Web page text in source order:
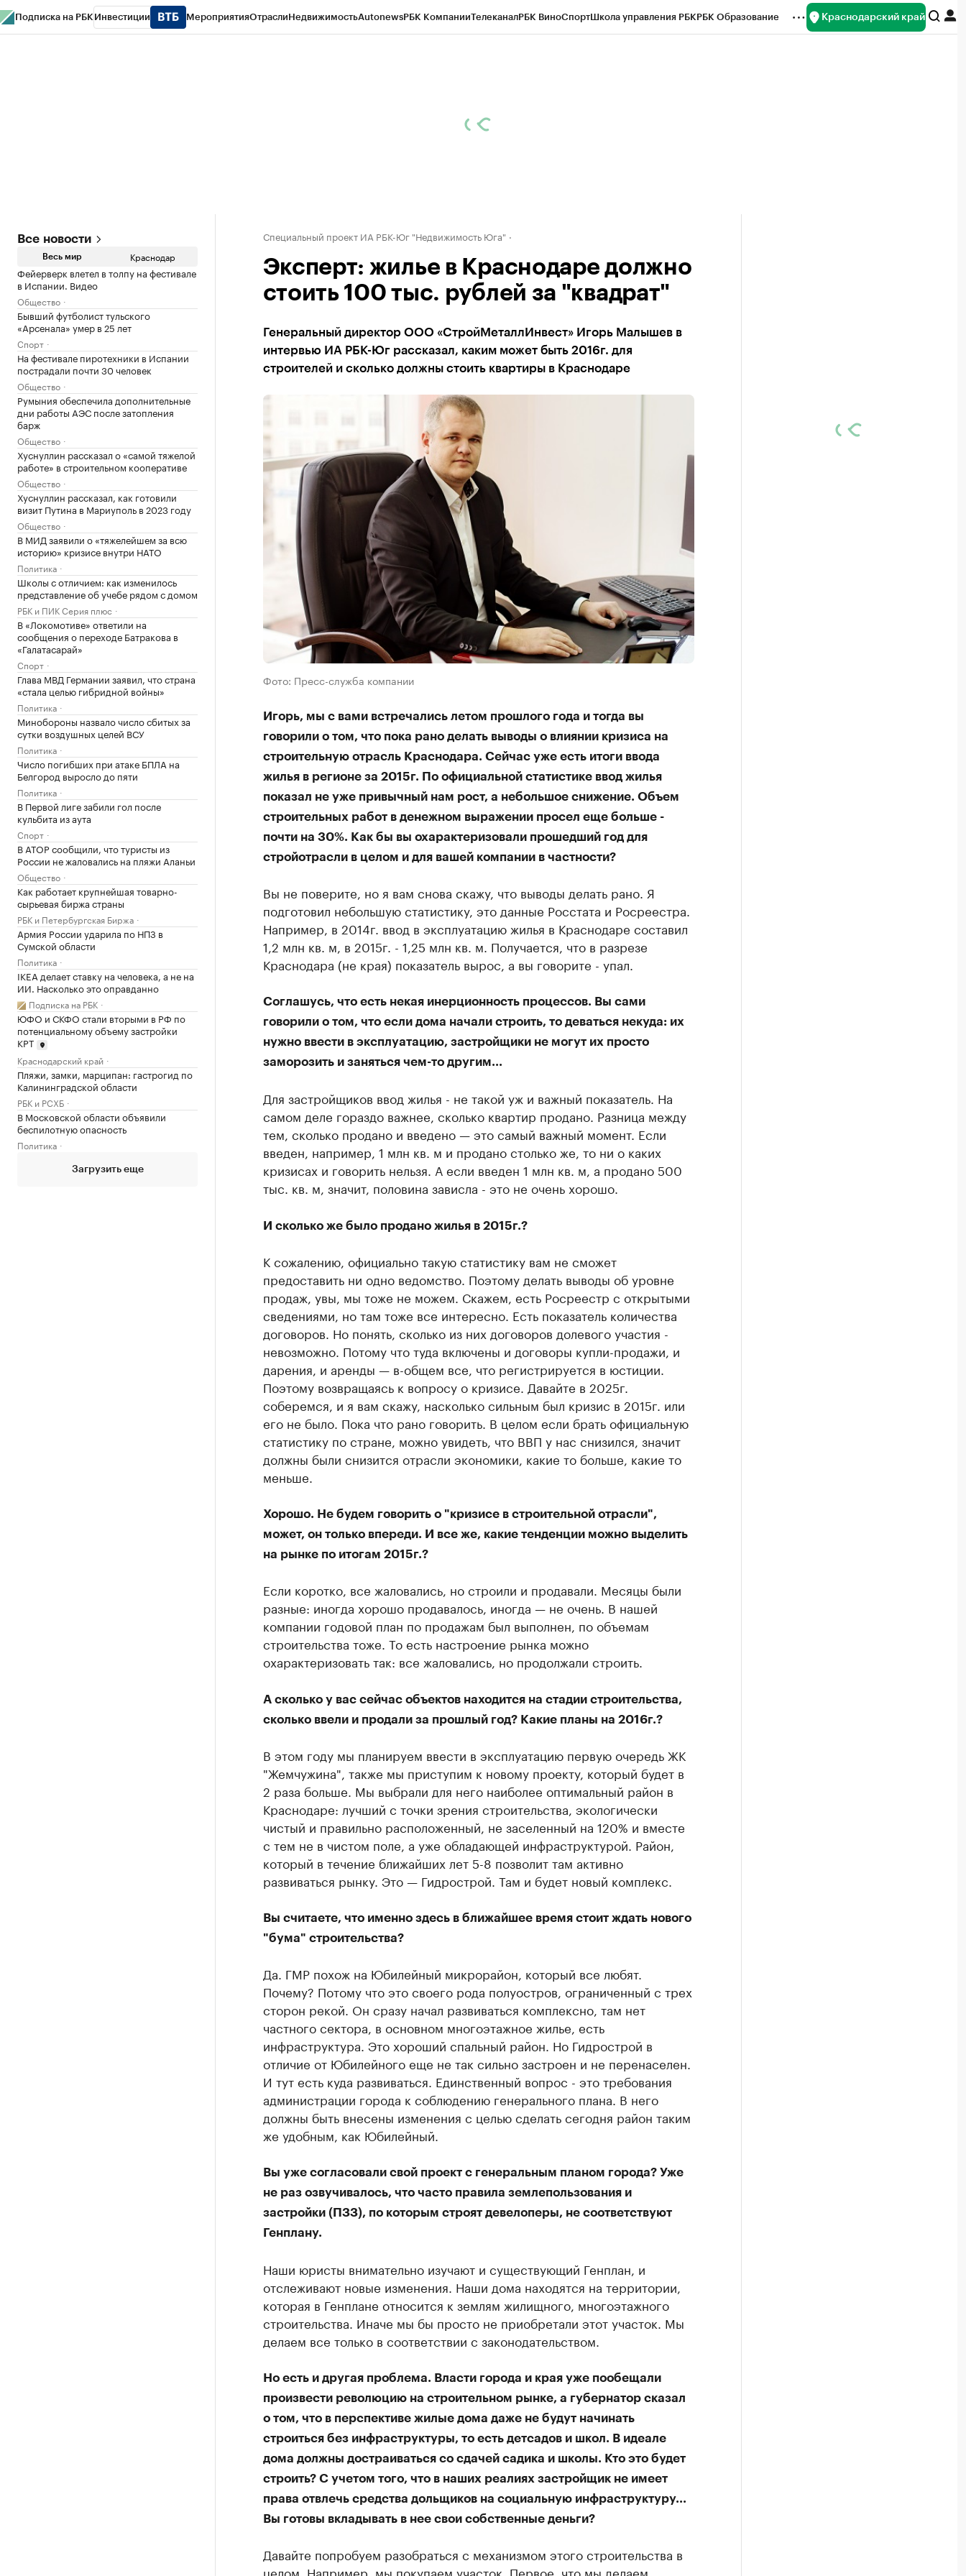
Подписка на РБК Инвестиции МероприятияОтраслиНедвижимостьAutonewsРБК КомпанииТелеканалРБК ВиноСпортШкола управления РБКРБК Образование Краснодарский край
Все новости
Весь мир Краснодар
Фейерверк влетел в толпу на фестивале
в Испании. Видео
Общество
Бывший футболист тульского
«Арсенала» умер в 25 лет
Спорт
На фестивале пиротехники в Испании
пострадали почти 30 человек
Общество
Румыния обеспечила дополнительные
дни работы АЭС после затопления
барж
Общество
Хуснуллин рассказал о «самой тяжелой
работе» в строительном кооперативе
Общество
Хуснуллин рассказал, как готовили
визит Путина в Мариуполь в 2023 году
Общество
В МИД заявили о «тяжелейшем за всю
историю» кризисе внутри НАТО
Политика
Школы с отличием: как изменилось
представление об учебе рядом с домом
РБК и ПИК Серия плюс
В «Локомотиве» ответили на
сообщения о переходе Батракова в
«Галатасарай»
Спорт
Глава МВД Германии заявил, что страна
«стала целью гибридной войны»
Политика
Минобороны назвало число сбитых за
сутки воздушных целей ВСУ
Политика
Число погибших при атаке БПЛА на
Белгород выросло до пяти
Политика
В Первой лиге забили гол после
кульбита из аута
Спорт
В АТОР сообщили, что туристы из
России не жаловались на пляжи Аланьи
Общество
Как работает крупнейшая товарно-
сырьевая биржа страны
РБК и Петербургская Биржа
Армия России ударила по НПЗ в
Сумской области
Политика
IKEA делает ставку на человека, а не на
ИИ. Насколько это оправданно
Подписка на РБК
ЮФО и СКФО стали вторыми в РФ по
потенциальному объему застройки
КРТ
Краснодарский край
Пляжи, замки, марципан: гастрогид по
Калининградской области
РБК и РСХБ
В Московской области объявили
беспилотную опасность
Политика
Загрузить еще
Специальный проект ИА РБК-Юг "Недвижимость Юга"
Эксперт: жилье в Краснодаре должно
стоить 100 тыс. рублей за "квадрат"
Генеральный директор ООО «СтройМеталлИнвест» Игорь Малышев в
интервью ИА РБК-Юг рассказал, каким может быть 2016г. для
строителей и сколько должны стоить квартиры в Краснодаре
Фото: Пресс-служба компании
Игорь, мы с вами встречались летом прошлого года и тогда вы
говорили о том, что пока рано делать выводы о влиянии кризиса на
строительную отрасль Краснодара. Сейчас уже есть итоги ввода
жилья в регионе за 2015г. По официальной статистике ввод жилья
показал не уже привычный нам рост, а небольшое снижение. Объем
строительных работ в денежном выражении просел еще больше -
почти на 30%. Как бы вы охарактеризовали прошедший год для
стройотрасли в целом и для вашей компании в частности?
Вы не поверите, но я вам снова скажу, что выводы делать рано. Я
подготовил небольшую статистику, это данные Росстата и Росреестра.
Например, в 2014г. ввод в эксплуатацию жилья в Краснодаре составил
1,2 млн кв. м, в 2015г. - 1,25 млн кв. м. Получается, что в разрезе
Краснодара (не края) показатель вырос, а вы говорите - упал.
Соглашусь, что есть некая инерционность процессов. Вы сами
говорили о том, что если дома начали строить, то деваться некуда: их
нужно ввести в эксплуатацию, застройщики не могут их просто
заморозить и заняться чем-то другим...
Для застройщиков ввод жилья - не такой уж и важный показатель. На
самом деле гораздо важнее, сколько квартир продано. Разница между
тем, сколько продано и введено — это самый важный момент. Если
введен, например, 1 млн кв. м и продано столько же, то ни о каких
кризисах и говорить нельзя. А если введен 1 млн кв. м, а продано 500
тыс. кв. м, значит, половина зависла - это не очень хорошо.
И сколько же было продано жилья в 2015г.?
К сожалению, официально такую статистику вам не сможет
предоставить ни одно ведомство. Поэтому делать выводы об уровне
продаж, увы, мы тоже не можем. Скажем, есть Росреестр с открытыми
сведениями, но там тоже все интересно. Есть показатель количества
договоров. Но понять, сколько из них договоров долевого участия -
невозможно. Потому что туда включены и договоры купли-продажи, и
дарения, и аренды — в-общем все, что регистрируется в юстиции.
Поэтому возвращаясь к вопросу о кризисе. Давайте в 2025г.
соберемся, и я вам скажу, насколько сильным был кризис в 2015г. или
его не было. Пока что рано говорить. В целом если брать официальную
статистику по стране, можно увидеть, что ВВП у нас снизился, значит
должны были снизится отрасли экономики, какие то больше, какие то
меньше.
Хорошо. Не будем говорить о "кризисе в строительной отрасли",
может, он только впереди. И все же, какие тенденции можно выделить
на рынке по итогам 2015г.?
Если коротко, все жаловались, но строили и продавали. Месяцы были
разные: иногда хорошо продавалось, иногда — не очень. В нашей
компании годовой план по продажам был выполнен, по объемам
строительства тоже. То есть настроение рынка можно
охарактеризовать так: все жаловались, но продолжали строить.
А сколько у вас сейчас объектов находится на стадии строительства,
сколько ввели и продали за прошлый год? Какие планы на 2016г.?
В этом году мы планируем ввести в эксплуатацию первую очередь ЖК
"Жемчужина", также мы приступим к новому проекту, который будет в
2 раза больше. Мы выбрали для него наиболее оптимальный район в
Краснодаре: лучший с точки зрения строительства, экологически
чистый и правильно расположенный, не заселенный на 120% и вместе
с тем не в чистом поле, а уже обладающей инфраструктурой. Район,
который в течение ближайших лет 5-8 позволит там активно
развиваться рынку. Это — Гидрострой. Там и будет новый комплекс.
Вы считаете, что именно здесь в ближайшее время стоит ждать нового
"бума" строительства?
Да. ГМР похож на Юбилейный микрорайон, который все любят.
Почему? Потому что это своего рода полуостров, ограниченный с трех
сторон рекой. Он сразу начал развиваться комплексно, там нет
частного сектора, в основном многоэтажное жилье, есть
инфраструктура. Это хороший спальный район. Но Гидрострой в
отличие от Юбилейного еще не так сильно застроен и не перенаселен.
И тут есть куда развиваться. Единственный вопрос - это требования
администрации города к соблюдению генерального плана. В него
должны быть внесены изменения с целью сделать сегодня район таким
же удобным, как Юбилейный.
Вы уже согласовали свой проект с генеральным планом города? Уже
не раз озвучивалось, что часто правила землепользования и
застройки (ПЗЗ), по которым строят девелоперы, не соответствуют
Генплану.
Наши юристы внимательно изучают и существующий Генплан, и
отслеживают новые изменения. Наши дома находятся на территории,
которая в Генплане относится к землям жилищного, многоэтажного
строительства. Иначе мы бы просто не приобретали этот участок. Мы
делаем все только в соответствии с законодательством.
Но есть и другая проблема. Власти города и края уже пообещали
произвести революцию на строительном рынке, а губернатор сказал
о том, что в перспективе жилые дома даже не будут начинать
строиться без инфраструктуры, то есть детсадов и школ. В идеале
дома должны достраиваться со сдачей садика и школы. Кто это будет
строить? С учетом того, что в наших реалиях застройщик не имеет
права отвлечь средства дольщиков на социальную инфраструктуру...
Вы готовы вкладывать в нее свои собственные деньги?
Давайте попробуем разобраться с механизмом этого строительства в
целом. Например, мы покупаем участок. Первое, что мы делаем,